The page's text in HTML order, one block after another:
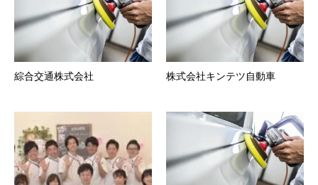
綜合交通株式会社 株式会社キンテツ自動車